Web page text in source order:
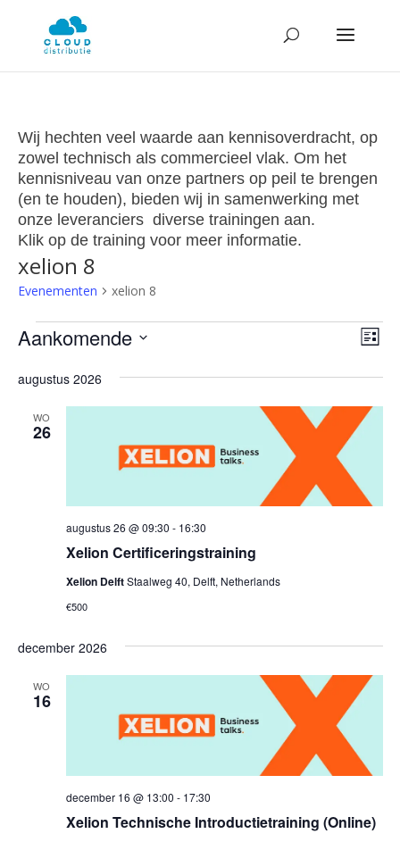
Wij hechten veel waarde aan kennisoverdracht, op
zowel technisch als commercieel vlak. Om het
kennisniveau van onze partners op peil te brengen
(en te houden), bieden wij in samenwerking met
onze leveranciers diverse trainingen aan.
Klik op de training voor meer informatie.
xelion 8
Evenementen xelion 8
Evenementen Lijst
Aankomende
een
augustus 2026
WO
26
Xelion Certificeringstraining
augustus 26 @ 09:30 - 16:30
Xelion DelftStaalweg 40, Delft, Netherlands
€500
december 2026
WO
16
Xelion Technische Introductietraining (Online)
december 16 @ 13:00 - 17:30